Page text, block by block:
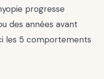
progresse
des années avant
les 5 comportements